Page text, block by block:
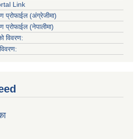
Link
प्रोफाईल (अंग्रेजीमा)
प्रोफाईल (नेपालीमा)
विवरण: